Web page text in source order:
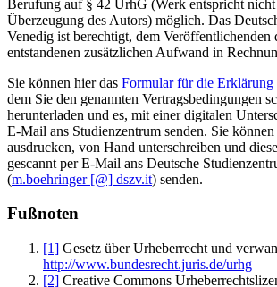
Berufung auf § 42 UrhG (Werk entspricht nicht
Überzeugung des Autors) möglich. Das
Venedig ist berechtigt, dem Veröffentlichenden
entstandenen zusätzlichen Aufwand in
Sie können hier das Formular für die
dem Sie den genannten Vertragsbedingungen
herunterladen und es, mit einer digitalen
E-Mail ans Studienzentrum senden. Sie
ausdrucken, von Hand unterschreiben und
gescannt per E-Mail ans Deutsche
(m.boehringer [@] dszv.it) senden.
Fußnoten
[1] Gesetz über Urheberrecht und
http://www.bundesrecht.juris.de/urhg
[2] Creative Commons